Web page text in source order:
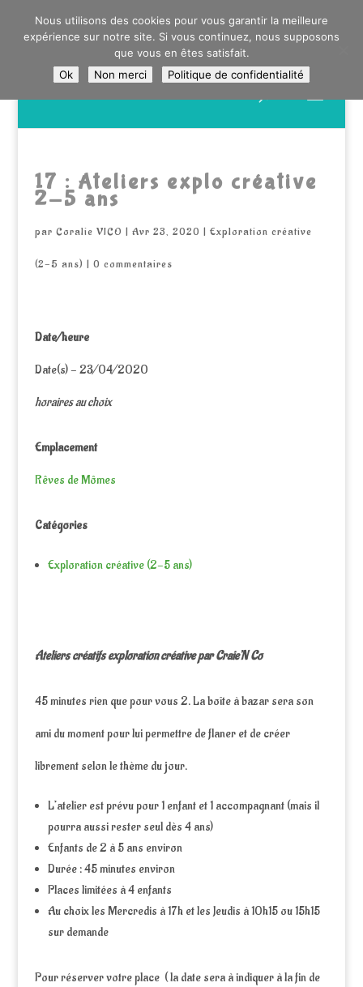
0603176412 - RDV CHEZ SO WATT À SAINT ANDRÉ OU
DANS LA MÉTROPOLE LILLOISE
CRAIENCO@GMAIL.COM
produits
17 : Ateliers explo créative
2-5 ans
par Coralie VICO | Avr 23, 2020 | Exploration créative
(2-5 ans) | 0 commentaires
Date/heure
Date(s) - 23/04/2020
horaires au choix
Emplacement
Rêves de Mômes
Catégories
Exploration créative (2-5 ans)
Ateliers créatifs exploration créative par Craie’N Co
45 minutes rien que pour vous 2. La boîte à bazar sera son
ami du moment pour lui permettre de flaner et de créer
librement selon le thème du jour.
L’atelier est prévu pour 1 enfant et 1 accompagnant (mais il
pourra aussi rester seul dès 4 ans)
Enfants de 2 à 5 ans environ
Durée : 45 minutes environ
Places limitées à 4 enfants
Au choix les Mercredis à 17h et les Jeudis à 10h15 ou 15h15
sur demande
Pour réserver votre place ( la date sera à indiquer à la fin de
Nous utilisons des cookies pour vous garantir la meilleure
expérience sur notre site. Si vous continuez, nous supposons
que vous en êtes satisfait.
Ok
Non merci Politique de confidentialité